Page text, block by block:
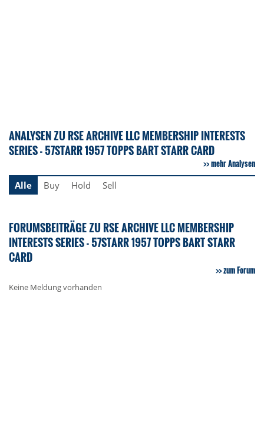
ANALYSEN ZU RSE ARCHIVE LLC MEMBERSHIP INTERESTS
SERIES - 57STARR 1957 TOPPS BART STARR CARD
mehr Analysen
Alle
Buy Hold Sell
FORUMSBEITRÄGE ZU RSE ARCHIVE LLC MEMBERSHIP
INTERESTS SERIES - 57STARR 1957 TOPPS BART STARR
CARD
zum Forum
Keine Meldung vorhanden